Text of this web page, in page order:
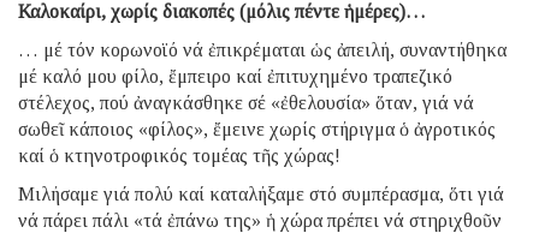
Καλοκαίρι, χωρίς διακοπές (μόλις πέντε ἡμέρες)…
… μέ τόν κορωνοϊό νά ἐπικρέμαται ὡς ἀπειλή, συναντήθηκα
μέ καλό μου φίλο, ἔμπειρο καί ἐπιτυχημένο τραπεζικό
στέλεχος, πού ἀναγκάσθηκε σέ «ἐθελουσία» ὅταν, γιά νά
σωθεῖ κάποιος «φίλος», ἔμεινε χωρίς στήριγμα ὁ ἀγροτικός
καί ὁ κτηνοτροφικός τομέας τῆς χώρας!
Μιλήσαμε γιά πολύ καί καταλήξαμε στό συμπέρασμα, ὅτι γιά
νά πάρει πάλι «τά ἐπάνω της» ἡ χώρα πρέπει νά στηριχθοῦν